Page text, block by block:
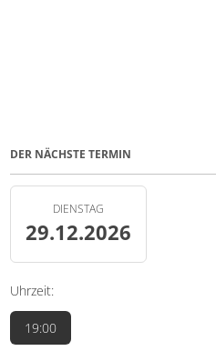
DER NÄCHSTE TERMIN
DIENSTAG
29.12.2026
Uhrzeit:
19:00